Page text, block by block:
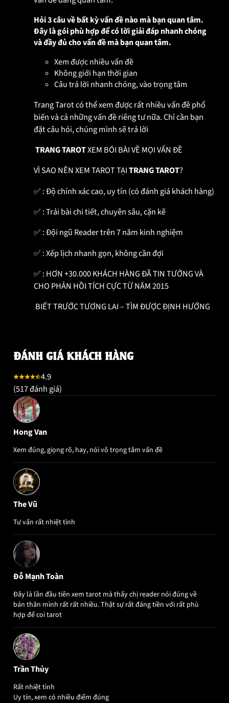
Hỏi 3 câu về bất kỳ vấn đề nào mà bạn quan tâm.
Đây là gói phù hợp để có lời giải đáp nhanh chóng
và đầy đủ cho vấn đề mà bạn quan tâm.
Xem được nhiều vấn đề
Không giới hạn thời gian
Câu trả lời nhanh chóng, vào trọng tâm
Trang Tarot có thể xem được rất nhiều vấn đề phổ
biến và cả những vấn đề riêng tư nữa. Chỉ cần bạn
đặt câu hỏi, chúng mình sẽ trả lời
TRANG TAROTXEM BÓI BÀI VỀ MỌI VẤN ĐỀ
VÌ SAO NÊN XEM TAROT TẠITRANG TAROT?
✅ : Độ chính xác cao, uy tín (có đánh giá khách hàng)
✅ : Trải bài chi tiết, chuyên sâu, cặn kẽ
✅ : Đội ngũ Reader trên 7 năm kinh nghiệm
✅ : Xếp lịch nhanh gọn, không cần đợi
✅ : HƠN +30.000 KHÁCH HÀNG ĐÃ TIN TƯỞNG VÀ
CHO PHẢN HỒI TÍCH CỰC TỪ NĂM 2015
BIẾT TRƯỚC TƯƠNG LAI – TÌM ĐƯỢC ĐỊNH HƯỚNG
ĐÁNH GIÁ KHÁCH HÀNG
4.9
(517 đánh giá)
Hong Van
Xem đúng, giọng rõ, hay, nói vô trọng tâm vấn đề
The Vũ
Tư vấn rất nhiệt tình
Đỗ Mạnh Toàn
Đây là lần đầu tiên xem tarot mà thấy chị reader nói đúng về
bản thân mình rất rất nhiều. Thật sự rất đáng tiền với rất phù
hợp để coi tarot
Trần Thủy
Rất nhiệt tình
Uy tín, xem có nhiều điểm đúng